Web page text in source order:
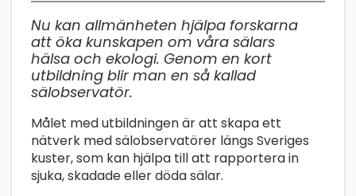
Nu kan allmänheten hjälpa forskarna
att öka kunskapen om våra sälars
hälsa och ekologi. Genom en kort
utbildning blir man en så kallad
sälobservatör.
Målet med utbildningen är att skapa ett
nätverk med sälobservatörer längs Sveriges
kuster, som kan hjälpa till att rapportera in
sjuka, skadade eller döda sälar.